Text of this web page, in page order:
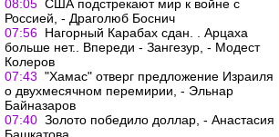
08:05 США подстрекают мир к войне с
Россией, - Драголюб Боснич
07:56 Нагорный Карабах сдан. . Арцаха
больше нет.. Впереди - Зангезур, - Модест
Колеров
07:43 "Хамас" отверг предложение Израиля
о двухмесячном перемирии, - Эльнар
Байназаров
07:40 Золото победило доллар, - Анастасия